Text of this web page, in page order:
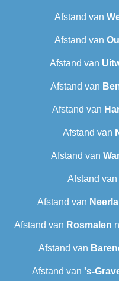
Afstand van
Afstand van
Afstand van
Afstand van
Afstand van
Afstand van
Afstand van
Afstand van
Afstand van
Afstand van Rosmalen
Afstand van
Afstand van 's-